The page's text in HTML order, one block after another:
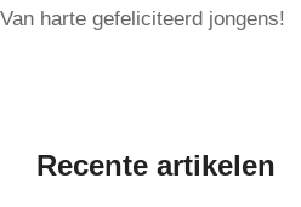
Van harte gefeliciteerd jongens!
Recente artikelen